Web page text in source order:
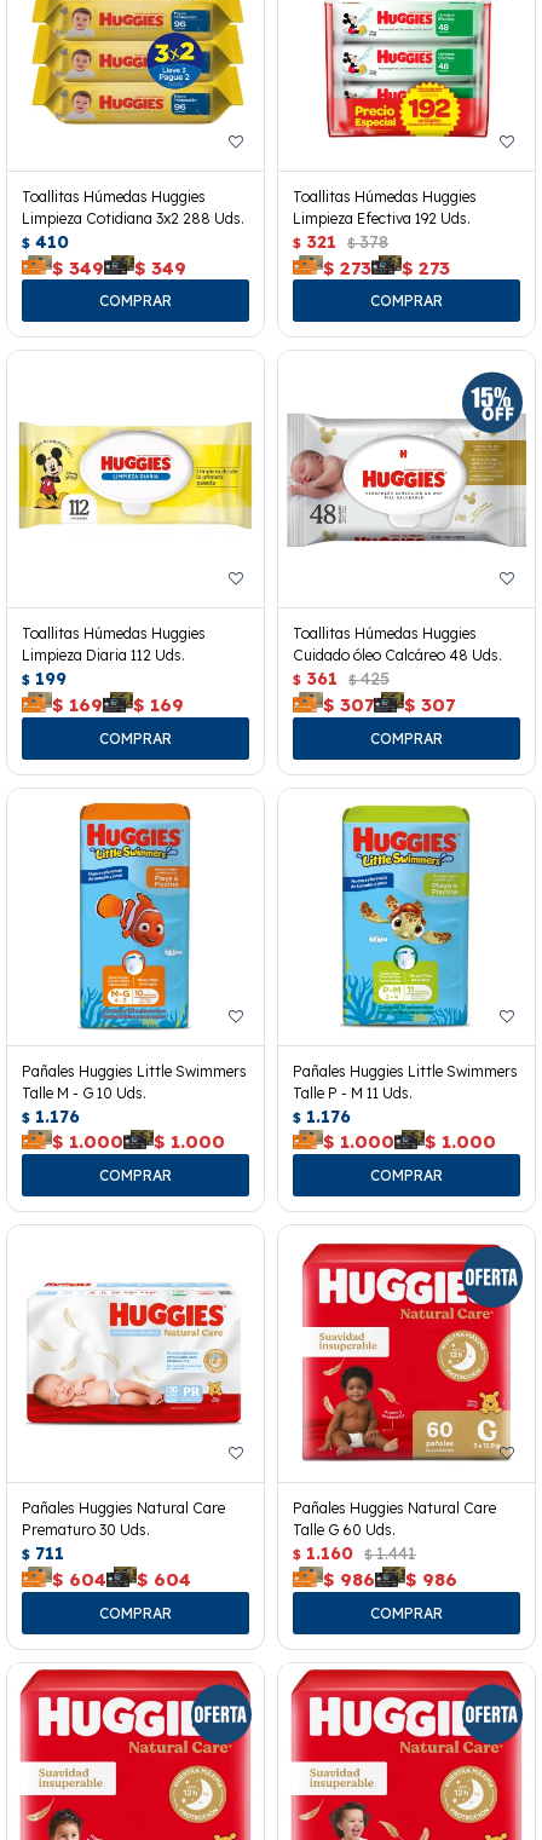
Toallitas Húmedas Huggies
Limpieza Cotidiana 3x2 288 Uds.
$ 410
$ 349 $ 349
Toallitas Húmedas Huggies
Limpieza Efectiva 192 Uds.
$ 321 $ 378
$ 273 $ 273
Toallitas Húmedas Huggies
Limpieza Diaria 112 Uds.
$ 199
$ 169 $ 169
Toallitas Húmedas Huggies
Cuidado óleo Calcáreo 48 Uds.
$ 361 $ 425
$ 307 $ 307
Pañales Huggies Little Swimmers
Talle M - G 10 Uds.
$ 1.176
$ 1.000 $ 1.000
Pañales Huggies Little Swimmers
Talle P - M 11 Uds.
$ 1.176
$ 1.000 $ 1.000
Pañales Huggies Natural Care
Prematuro 30 Uds.
$ 711
$ 604 $ 604
Pañales Huggies Natural Care
Talle G 60 Uds.
$ 1.160 $ 1.441
$ 986 $ 986